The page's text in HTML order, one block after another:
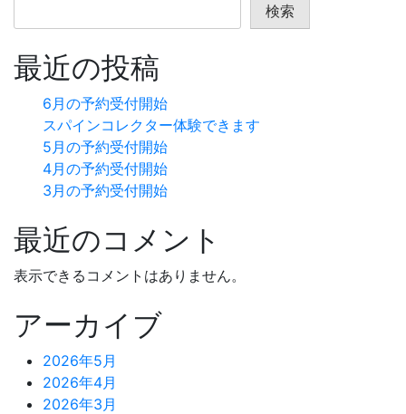
ゲ
ー
検索
最近の投稿
6月の予約受付開始
スパインコレクター体験できます
5月の予約受付開始
4月の予約受付開始
3月の予約受付開始
最近のコメント
表示できるコメントはありません。
アーカイブ
2026年5月
2026年4月
2026年3月